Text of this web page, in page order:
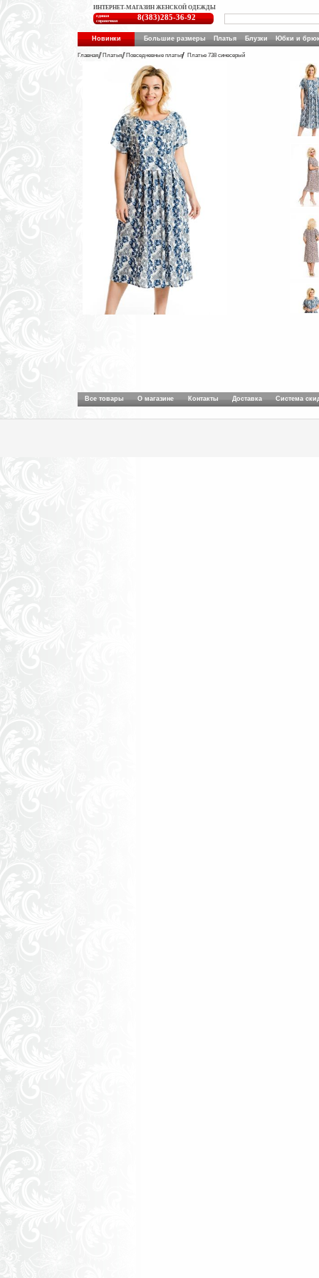
ИНТЕРНЕТ-МАГАЗИН ЖЕНСКОЙ ОДЕЖДЫ
единая
справочная
8(383)285-36-92
Новинки Большие размеры Платья Блузки Юбки и
Главная Платья Повседневные платья Платье 738 синесерый
Все товары О магазине Контакты Доставка Система